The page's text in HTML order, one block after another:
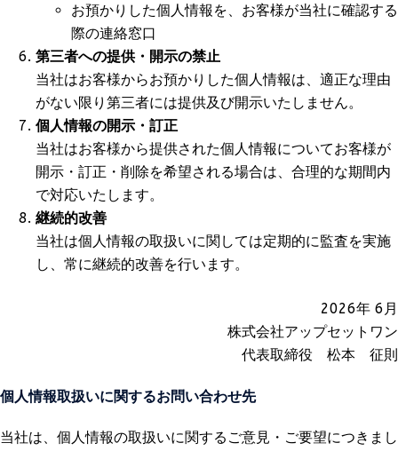
お預かりした個人情報を、お客様が当社に確認する
際の連絡窓口
第三者への提供・開示の禁止
当社はお客様からお預かりした個人情報は、適正な理由
がない限り第三者には提供及び開示いたしません。
個人情報の開示・訂正
当社はお客様から提供された個人情報についてお客様が
開示・訂正・削除を希望される場合は、合理的な期間内
で対応いたします。
継続的改善
当社は個人情報の取扱いに関しては定期的に監査を実施
し、常に継続的改善を行います。
2026年 6月
株式会社アップセットワン
代表取締役 松本 征則
個人情報取扱いに関するお問い合わせ先
当社は、個人情報の取扱いに関するご意見・ご要望につきまし